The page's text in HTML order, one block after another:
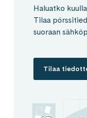
Haluatko
Tilaa
suoraan
Tilaa